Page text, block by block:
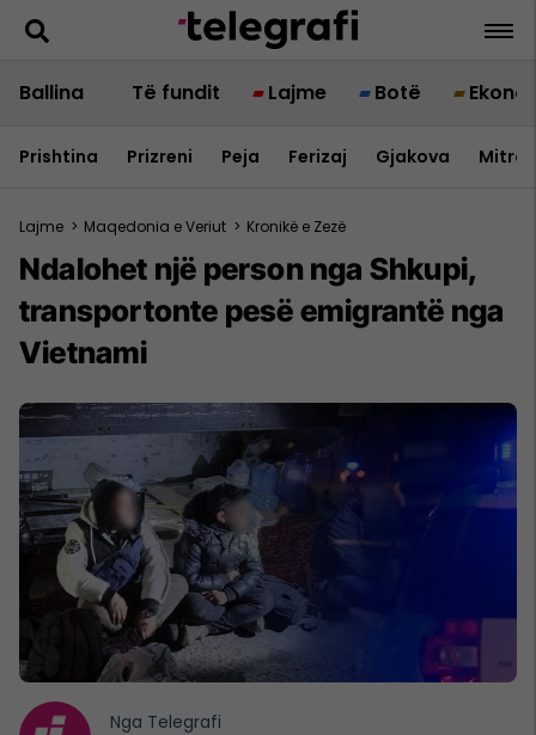
Ballina Të fundit Lajme Botë
Prishtina Prizreni Peja Ferizaj Gjakova
Lajme > Maqedonia e Veriut > Kronikë e Zezë
Ndalohet një person nga Shkupi,
transportonte pesë emigrantë nga
Vietnami
Nga Telegrafi